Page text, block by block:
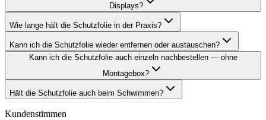
Displays?
Wie lange hält die Schutzfolie in der Praxis?
Kann ich die Schutzfolie wieder entfernen oder austauschen?
Kann ich die Schutzfolie auch einzeln nachbestellen — ohne
Montagebox?
Hält die Schutzfolie auch beim Schwimmen?
Kundenstimmen